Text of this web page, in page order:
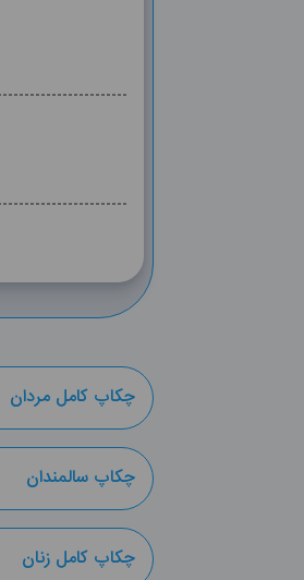
چکاپ کامل مردان
چکاپ سالمندان
چکاپ کامل زنان